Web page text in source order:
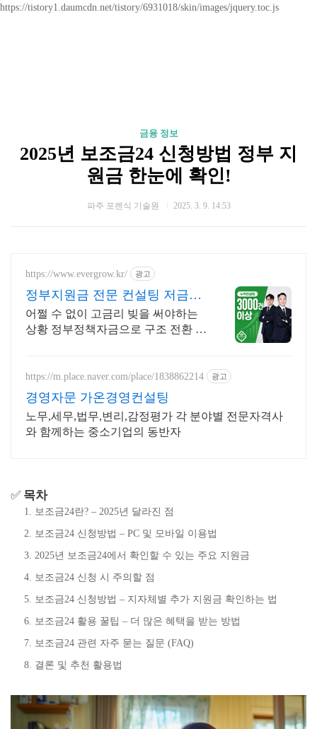
https://tistory1.daumcdn.net/tistory/6931018/skin/images/jquery.toc.js
금융 정보
2025년 보조금24 신청방법 정부 지
원금 한눈에 확인!
파주 포렌식 기술원 2025. 3. 9. 14:53
https://www.evergrow.kr/ 광고
정부지원금 전문 컨설팅 저금리
정책자금 지금 신청
어쩔 수 없이 고금리 빚을 써야하는
상황 정부정책자금으로 구조 전환 도
https://m.place.naver.com/place/1838862214 광고
경영자문 가온경영컨설팅
노무,세무,법무,변리,감정평가 각 분야별 전문자격사
와 함께하는 중소기업의 동반자
✅ 목차
보조금24란? – 2025년 달라진 점
보조금24 신청방법 – PC 및 모바일 이용법
2025년 보조금24에서 확인할 수 있는 주요 지원금
보조금24 신청 시 주의할 점
보조금24 신청방법 – 지자체별 추가 지원금 확인하는 법
보조금24 활용 꿀팁 – 더 많은 혜택을 받는 방법
보조금24 관련 자주 묻는 질문 (FAQ)
결론 및 추천 활용법